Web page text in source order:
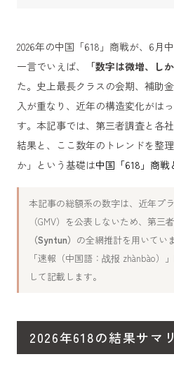
2026年の中国「618」商戦が、6月
一言でいえば、
「数字は微増、し
た。史上最長クラスの会期、補助
入が重なり、近年の構造変化がは
す。本記事では、第三者調査と各
結果と、ここ数年のトレンドを整
か」という基礎は中国「618」商戦
本記事の総額系の数字は、近年プ
（GMV）を公表しないため、第三
（Syntun） の全網推計を用いてい
「速報（中国語：战报 zhànbào）
して記載します。
2026年618の結果サマ